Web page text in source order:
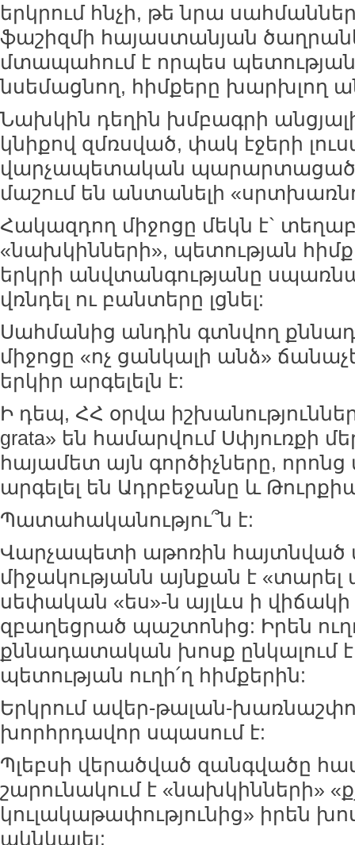
երկրում հնչի, թե նրա
ֆաշիզմի հայաստանյան
մտապահում է որպես պետության
նսեմացնող, հիմքերը խարխլող
Նախկին դեղին խմբագրի
կնիքով զմռսված, փակ էջերի
վարչապետական պարարտացած
մաշում են անտանելի
Հակազդող միջոցը մեկն է`
«նախկինների», պետության
երկրի անվտանգությանը
վռնդել ու բանտերը լցնել:
Սահմանից անդին գտնվող
միջոցը «ոչ ցանկալի անձ»
երկիր արգելելն է:
Ի դեպ, ՀՀ օրվա
grata» են համարվում Սփյուռքի
հայամետ այն գործիչները,
արգելել են Ադրբեջանը և
Պատահականությու՞ն է:
Վարչապետի աթոռին հայտնված
միջակությանն այնքան է «տարել
սեփական «ես»-ն այլևս ի
զբաղեցրած պաշտոնից: Իրեն
քննադատական խոսք ընկալում
պետության ուղի՛ղ հիմքերին:
Երկրում ավեր-թալան-
խորհրդավոր սպասում է:
Պլեբսի վերածված զանգվածը
շարունակում է «նախկինների»
կուլակաթափությունից» իրեն
ակնկալել: